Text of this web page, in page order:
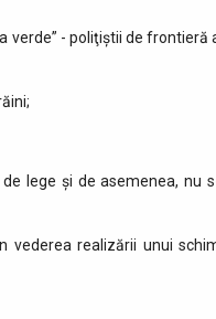
verde” - poliţiştii de frontieră
lege şi de asemenea, nu
vederea realizării unui